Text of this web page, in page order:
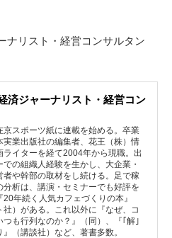
ナリスト・経営コンサルタン
済ジャーナリスト・経営コン
京スポーツ紙に連載を始める。卒業
実業出版社の編集者、花王（株）情
ライターを経て2004年から現職。出
での組織人経験を生かし、大企業・
者や幹部の取材をし続ける。足で稼
分析は、講演・セミナーでも好評を
年続く人気カフェづくりの本』
社）がある。これ以外に『なぜ、コ
つも行列なのか？』（同）、『｢解｣
（講談社）など、著書多数。